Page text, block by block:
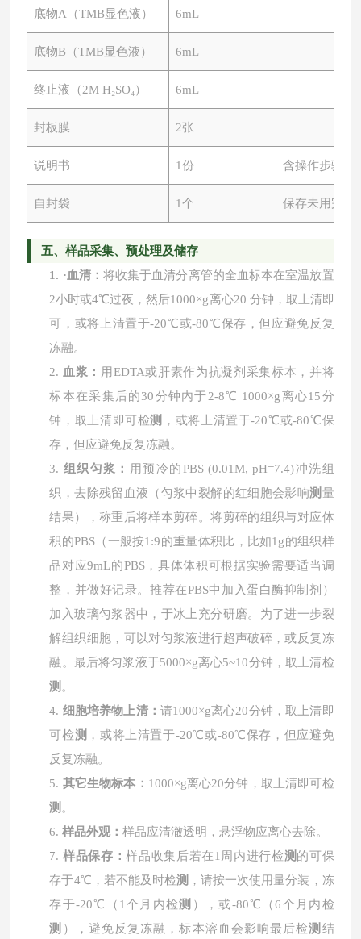
底物A（TMB显色液） 6mL
底物B（TMB显色液） 6mL
终止液（2M H₂SO₄） 6mL
封板膜 2张
说明书 1份 含操作步骤及
自封袋 1个 保存未用完板
五、样品采集、预处理及储存
1. ·血清： 将收集于血清分离管的全血标本在室温放置
2小时或4℃过夜，然后1000×g离心20 分钟，取上清即
可，或将上清置于-20℃或-80℃保存，但应避免反复
冻融。
2. 血浆： 用 EDTA或肝素作为抗凝剂采集标本，并将
标本在采集后的30分钟内于2-8℃ 1000×g离心15分
钟，取上清即可检测
，或将上清置于-20℃或-80℃保
存，但应避免反复冻融。
3. 组织匀浆： 用预冷的PBS (0.01M, pH=7.4)冲洗组
织，去除残留血液（匀浆中裂解的红细胞会影响测 量
结果），称重后将样本剪碎。将剪碎的组织与对应体
积的PBS（一般按1:9的重量体积比，比如1g的组织样
品对应9mL的PBS，具体体积可根据实验需要适当调
整，并做好记录。推荐在PBS中加入蛋白酶抑制剂）
加入玻璃匀浆器中，于冰上充分研磨。为了进一步裂
解组织细胞，可以对匀浆液进行超声破碎，或反复冻
融。最后将匀浆液于5000×g离心5~10分钟，取上清检
测 。
4. 细胞培养物上清： 请1000×g离心20分钟，取上清即
可检测
，或将上清置于-20℃或-80℃保存，但应避免
反复冻融。
5. 其它生物标本： 1000×g离心20分钟，取上清即可检
测 。
6.样品外观：样品应清澈透明，悬浮物应离心去除。
7.样品保存：样品收集后若在1周内进行检测 的可保
存于4℃，若不能及时检测
，请按一次使用量分装，冻
存于-20℃（1个月内检测 ），或-80℃（6个月内检
测 ），避免反复冻融，标本溶血会影响最后检测 结